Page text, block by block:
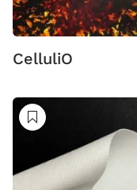
CelluliO
Suivre